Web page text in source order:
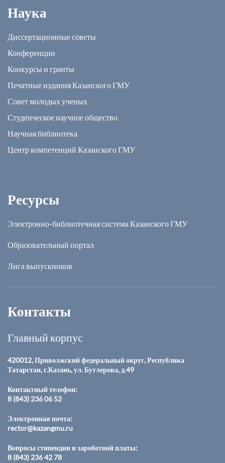
Наука
Диссертационные советы
Конференции
Конкурсы и гранты
Печатные издания Казанского ГМУ
Совет молодых ученых
Студенческое научное общество
Научная библиотека
Центр компетенций Казанского ГМУ
Ресурсы
Электронно-библиотечная система Казанского ГМУ
Образовательный портал
Лига выпускников
Контакты
Главный корпус
420012, Приволжский федеральный округ, Республика
Татарстан, г.Казань, ул. Бутлерова, д.49
Контактный телефон:
8 (843) 236 06 52
Электронная почта:
rector@kazangmu.ru
Вопросы стипендии и зароботной платы:
8 (843) 236 42 78